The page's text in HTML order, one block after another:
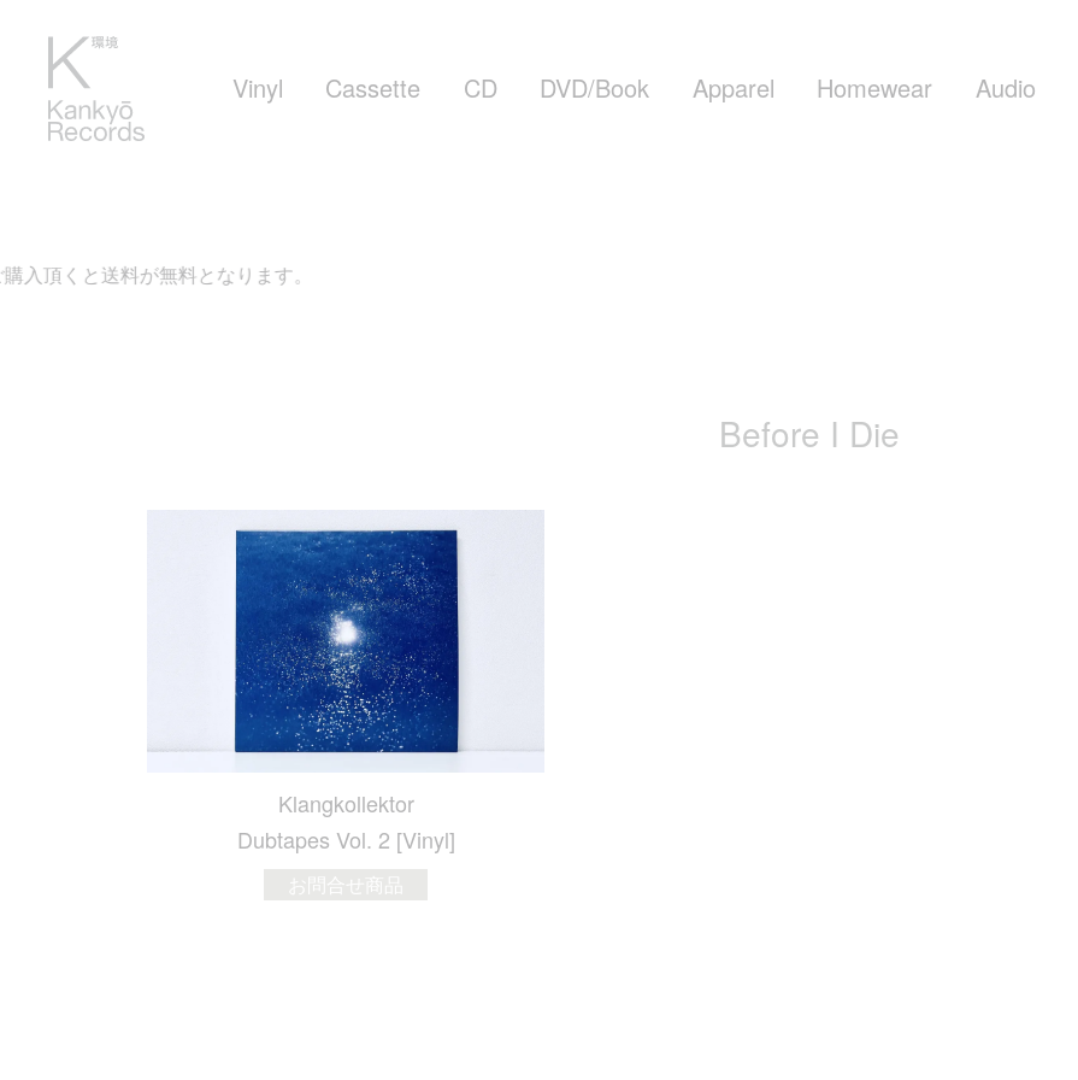
Vinyl Cassette CD DVD/Book Apparel Homewear Audio
と送料が無料となります。
Before I Die
Klangkollektor
Dubtapes Vol. 2 [Vinyl]
お問合せ商品